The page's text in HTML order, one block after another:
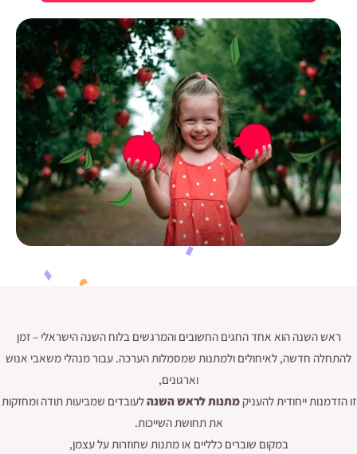
ראש השנה הוא אחד החגים החשובים והמרגשים בלוח השנה הישראלי – זמן
להתחלה חדשה, לאיחולים ולמתנות שמסמלות הערכה. עבור מנהלי משאבי אנוש
וארגונים,
זו הזדמנות ייחודית להעניקמתנות לראש השנהלעובדים שמביעות תודה ומחזקות
את תחושת השייכות.
במקום שוברים כלליים או מתנות שחוזרות על עצמן,